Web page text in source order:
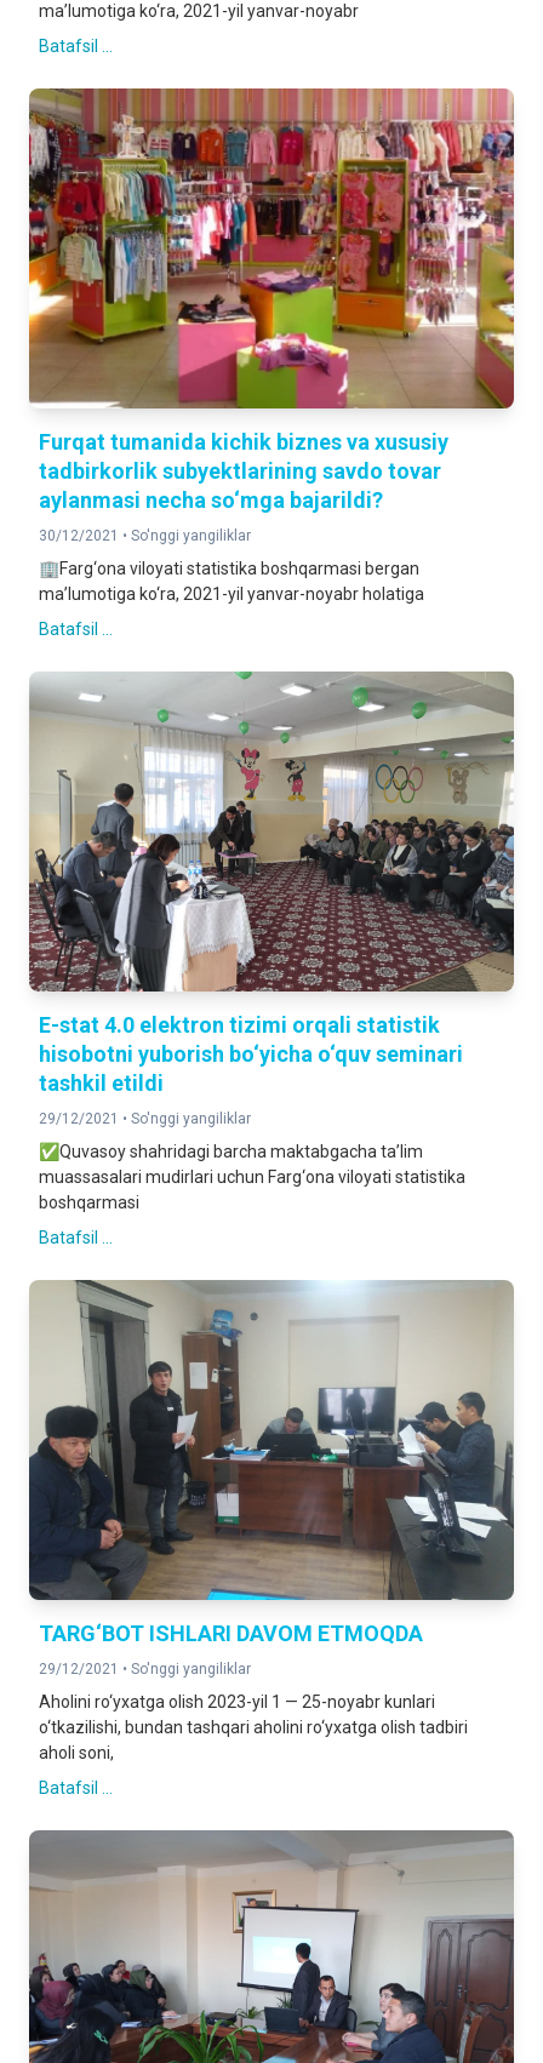
ma’lumotiga ko‘ra, 2021-yil yanvar-noyabr
Batafsil ...
Furqat tumanida kichik biznes va xususiy
tadbirkorlik subyektlarining savdo tovar
aylanmasi necha so‘mga bajarildi?
30/12/2021 • So'nggi yangiliklar
🏢Farg‘ona viloyati statistika boshqarmasi bergan
ma’lumotiga ko‘ra, 2021-yil yanvar-noyabr holatiga
Batafsil ...
E-stat 4.0 elektron tizimi orqali statistik
hisobotni yuborish bo‘yicha o‘quv seminari
tashkil etildi
29/12/2021 • So'nggi yangiliklar
✅Quvasoy shahridagi barcha maktabgacha ta’lim
muassasalari mudirlari uchun Farg‘ona viloyati statistika
boshqarmasi
Batafsil ...
TARG‘BOT ISHLARI DAVOM ETMOQDA
29/12/2021 • So'nggi yangiliklar
Аholini ro‘yxatga olish 2023-yil 1 — 25-noyabr kunlari
o‘tkazilishi, bundan tashqari aholini ro‘yxatga olish tadbiri
aholi soni,
Batafsil ...